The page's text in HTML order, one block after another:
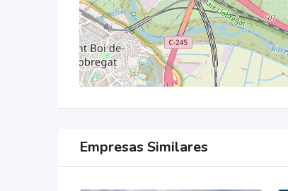
Empresas Similares